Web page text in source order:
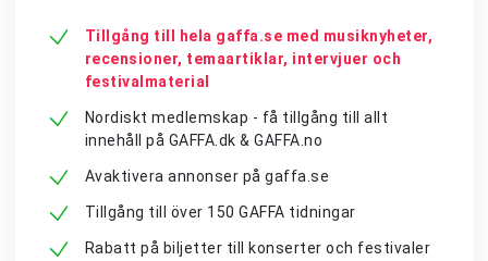
Tillgång till hela gaffa.se med musiknyheter,
recensioner, temaartiklar, intervjuer och
festivalmaterial
Nordiskt medlemskap - få tillgång till allt
innehåll på GAFFA.dk & GAFFA.no
Avaktivera annonser på gaffa.se
Tillgång till över 150 GAFFA tidningar
Rabatt på biljetter till konserter och festivaler